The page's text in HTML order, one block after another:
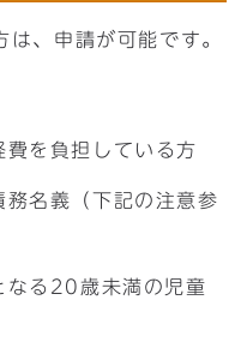
、申請が可能です。
を負担している方
名義（下記の注意参
なる20歳未満の児童